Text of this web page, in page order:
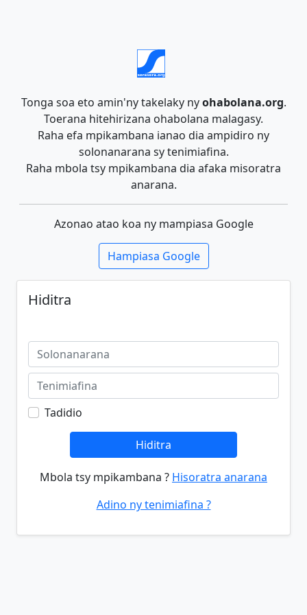
Tonga soa eto amin'ny takelaky nyohabolana.org.
Toerana hitehirizana ohabolana malagasy.
Raha efa mpikambana ianao dia ampidiro ny
solonanarana sy tenimiafina.
Raha mbola tsy mpikambana dia afaka misoratra
anarana.
Azonao atao koa ny mampiasa Google
Hampiasa Google
Hiditra
Tadidio
Hiditra
Mbola tsy mpikambana ? Hisoratra anarana
Adino ny tenimiafina ?